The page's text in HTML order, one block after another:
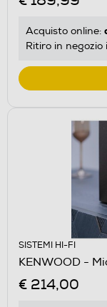
Acquisto online:
Ritiro in
SISTEMI HI-FI
KENWOOD -
€ 214,00